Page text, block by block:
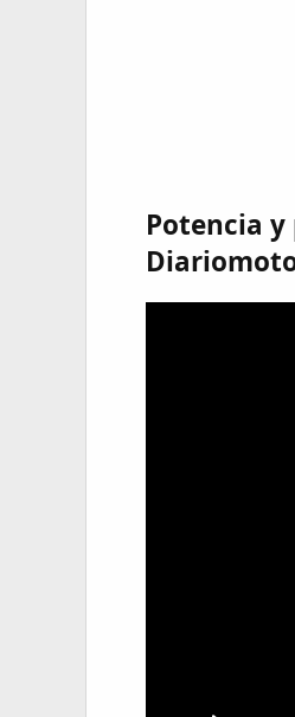
Potencia